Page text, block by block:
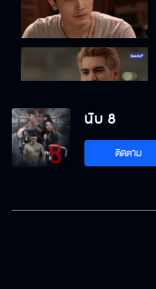
นับ 8
ติดตาม